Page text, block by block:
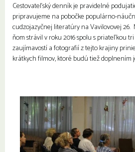
Cestovateľský denník je pravidelné
pripravujeme na pobočke populárno-
cudzojazyčnej literatúry na Vavilovovej 26.
ňom strávil v roku 2016 spolu s priateľkou
zaujímavostí a fotografií z tejto krajiny
krátkych filmov, ktoré budú tiež doplnením